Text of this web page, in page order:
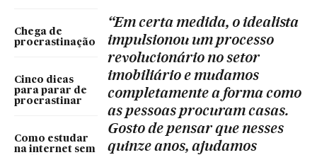
Chega de
procrastinação
Cinco dicas
para parar de
procrastinar
Como estudar
na internet sem
“Em certa medida, o idealista
impulsionou um processo
revolucionário no setor
imobiliário e mudamos
completamente a forma como
as pessoas procuram casas.
Gosto de pensar que nesses
quinze anos, ajudamos